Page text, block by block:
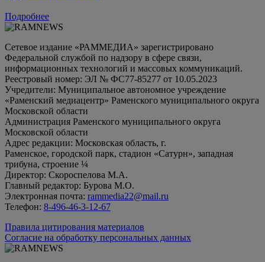
Подробнее
Сетевое издание «РАММЕДИА» зарегистрировано
Федеральной службой по надзору в сфере связи,
информационных технологий и массовых коммуникаций.
Реестровый номер: ЭЛ № ФС77-85277 от 10.05.2023
Учредители: Муниципальное автономное учреждение
«Раменский медиацентр» Раменского муниципального округа
Московской области
Администрация Раменского муниципального округа
Московской области
Адрес редакции: Московская область, г.
Раменское, городской парк, стадион «Сатурн», западная
трибуна, строение ¼
Директор: Скороспелова М.А.
Главный редактор: Бурова М.О.
Электронная почта: rammedia22@mail.ru
Телефон: 8-496-46-3-12-67
Правила цитирования материалов
Согласие на обработку персональных данных